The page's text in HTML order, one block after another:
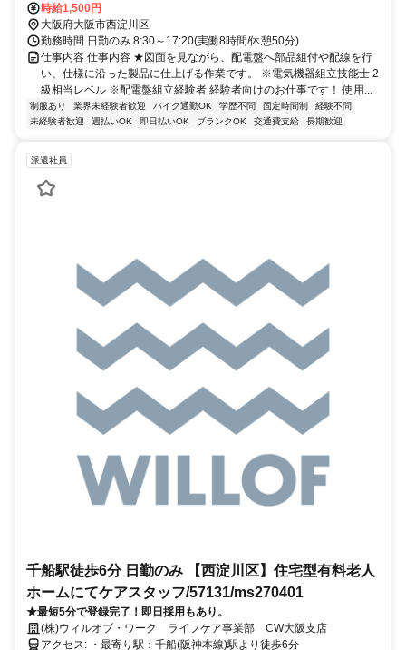
時給1,500円
大阪府大阪市西淀川区
勤務時間 日勤のみ 8:30～17:20(実働8時間/休憩50分)
仕事内容 仕事内容 ★図面を見ながら、配電盤へ部品組付や配線を行
い、仕様に沿った製品に仕上げる作業です。 ※電気機器組立技能士 2
級相当レベル ※配電盤組立経験者 経験者向けのお仕事です！ 使用...
制服あり 業界未経験者歓迎 バイク通勤OK 学歴不問 固定時間制
経験不問
未経験者歓迎
週払いOK 即日払いOK ブランクOK 交通費支給 長期歓迎
派遣社員
千船駅徒歩6分 日勤のみ 【西淀川区】住宅型有料老人
ホームにてケアスタッフ/57131/ms270401
★最短5分で登録完了！即日採用もあり。
(株)ウィルオブ・ワーク ライフケア事業部 CW大阪支店
アクセス: ・最寄り駅：千船(阪神本線)駅より徒歩6分